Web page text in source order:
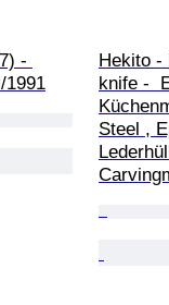
-
1991
Hekito
knife -
Steel ,